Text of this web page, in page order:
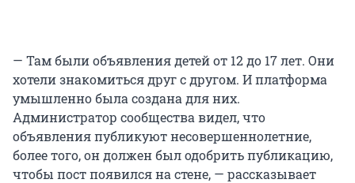
— Там были объявления детей от 12 до 17 лет. Они
хотели знакомиться друг с другом. И платформа
умышленно была создана для них.
Администратор сообщества видел, что
объявления публикуют несовершеннолетние,
более того, он должен был одобрить публикацию,
чтобы пост появился на стене, — рассказывает